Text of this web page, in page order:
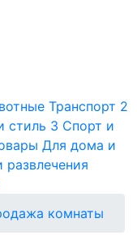
Транспорт 2
стиль 3 Спорт и
Для дома и
развлечения
комнаты